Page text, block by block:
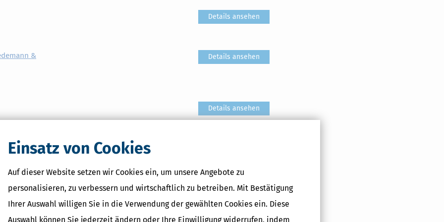
Einsatz von Cookies
Auf dieser Website setzen wir Cookies ein, um unsere Angebote zu
personalisieren, zu verbessern und wirtschaftlich zu betreiben. Mit Bestätigung
Ihrer Auswahl willigen Sie in die Verwendung der gewählten Cookies ein. Diese
Auswahl können Sie jederzeit ändern oder Ihre Einwilligung widerrufen, indem
Details ansehen
&
Details ansehen
Details ansehen
Details ansehen